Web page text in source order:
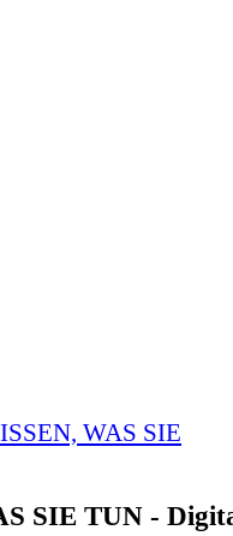
SIE TUN -